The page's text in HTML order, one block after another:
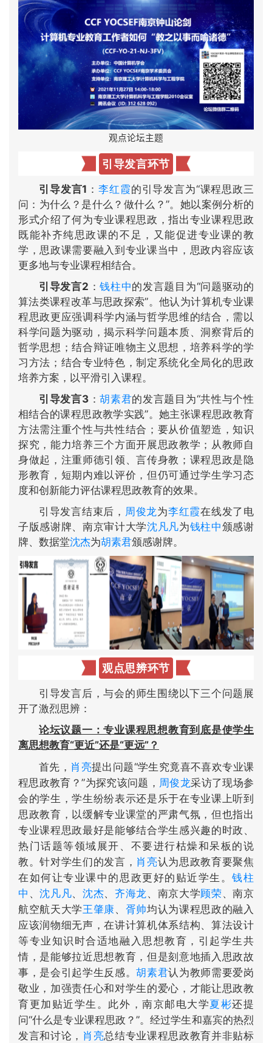
观点论坛主题
引导发言环节
引导发言1 ：李红霞的引导发言为“课程思政三
问：为什么？是什么？做什么？”。她以案例分析的
形式介绍了何为专业课程思政，指出专业课程思政
既能补齐纯思政课的不足，又能促进专业课的教
学，思政课需要融入到专业课当中，思政内容应该
更多地与专业课程相结合。
引导发言2 ：钱柱中的发言题目为“问题驱动的
算法类课程改革与思政探索”。他认为计算机专业课
程思政更应强调科学内涵与哲学思维的结合，需以
科学问题为驱动，揭示科学问题本质、洞察背后的
哲学思想；结合辩证唯物主义思想，培养科学的学
习方法；结合专业特色，制定系统化全局化的思政
培养方案，以平滑引入课程。
引导发言3：胡素君的发言题目为“共性与个性
相结合的课程思政教学实践”。她主张课程思政教育
方法需注重个性与共性结合；要从价值塑造，知识
探究，能力培养三个方面开展思政教学；从教师自
身做起，注重师德引领、言传身教；课程思政是隐
形教育，短期内难以评价，但仍可通过学生学习态
度和创新能力评估课程思政教育的效果。
引导发言结束后， 周俊龙为李红霞在线发了电
子版感谢牌、南京审计大学沈凡凡为钱柱中颁感谢
牌、数据堂沈杰为胡素君颁感谢牌。
观点思辨环节
引导发言后，与会的师生围绕以下三个问题展
开了激烈思辨：
论坛议题一：专业课程思想教育到底是使学生
离思想教育“更近”还是“更远”？
首先， 肖亮提出问题“学生究竟喜不喜欢专业课
程思政教育？”为探究该问题， 周俊龙采访了现场参
会的学生，学生纷纷表示还是乐于在专业课上听到
思政教育，以缓解专业课堂的严肃气氛，但也指出
专业课程思政最好是能够结合学生感兴趣的时政、
热门话题等领域展开、不要进行枯燥和呆板的说
教。针对学生们的发言， 肖亮认为思政教育要聚焦
在如何让专业课中的思政更好的贴近学生。钱柱
中 、沈凡凡、沈杰、齐海龙、南京大学顾荣、南京
航空航天大学王肇康、 胥帅均认为课程思政的融入
应该润物细无声，在讲计算机体系结构、算法设计
等专业知识时合适地融入思想教育，引起学生共
情，是能够拉近思想教育，但是刻意地插入思政故
事，是会引起学生反感。胡素君认为教师需要爱岗
敬业，加强责任心和对学生的爱心，才能让思政教
育更加贴近学生。此外，南京邮电大学夏彬还提
问“什么是专业课程思政？”。经过学生和嘉宾的热烈
发言和讨论， 肖亮总结专业课程思政教育并非贴标